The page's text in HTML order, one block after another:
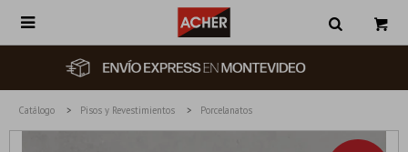

Catálogo Pisos y Revestimientos Porcelanatos